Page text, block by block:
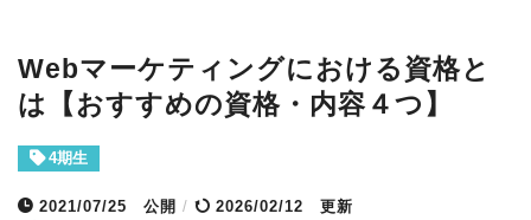
Webマーケティングにおける資格と
は【おすすめの資格・内容４つ】
4期生
2021/07/25 公開 / 2026/02/12 更新